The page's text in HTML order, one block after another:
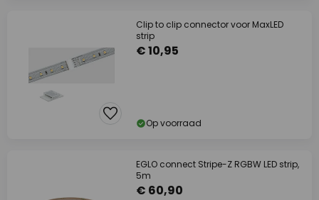
Clip to clip connector voor MaxLED
strip
€ 10,95
Op voorraad
EGLO connect Stripe-Z RGBW LED strip,
5m
€ 60,90